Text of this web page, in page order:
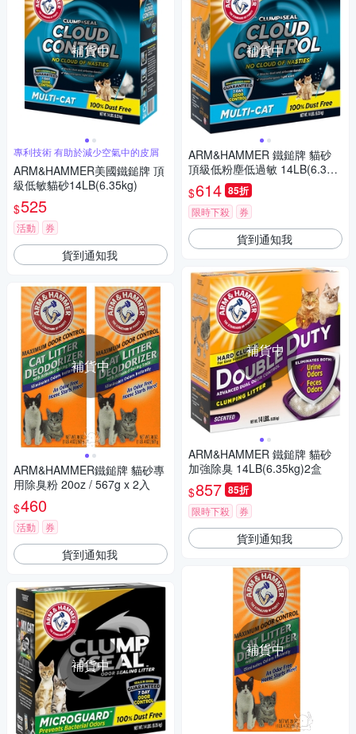
補貨中
專利技術 有助於減少空氣中的皮屑
ARM&HAMMER美國鐵鎚牌 頂
級低敏貓砂14LB(6.35kg)
$525
活動 券
貨到通知我
補貨中
ARM&HAMMER鐵鎚牌 貓砂專
用除臭粉 20oz / 567g x 2入
$460
活動 券
貨到通知我
補貨中
補貨中
ARM&HAMMER 鐵鎚牌 貓砂
頂級低粉塵低過敏 14LB(6.35k
g)2盒
$614 85折
限時下殺 券
貨到通知我
補貨中
ARM&HAMMER 鐵鎚牌 貓砂
加強除臭 14LB(6.35kg)2盒
$857 85折
限時下殺 券
貨到通知我
補貨中